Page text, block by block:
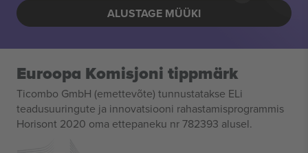
ALUSTAGE MÜÜKI
Euroopa Komisjoni tippmärk
Ticombo GmbH (emettevõte) tunnustatakse ELi
teadusuuringute ja innovatsiooni rahastamisprogrammis
Horisont 2020 oma ettepaneku nr 782393 alusel.